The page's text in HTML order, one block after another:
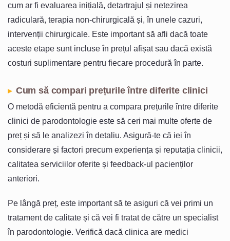
cum ar fi evaluarea inițială, detartrajul și netezirea
radiculară, terapia non-chirurgicală și, în unele cazuri,
intervenții chirurgicale. Este important să afli dacă toate
aceste etape sunt incluse în prețul afișat sau dacă există
costuri suplimentare pentru fiecare procedură în parte.
Cum să compari prețurile între diferite clinici
O metodă eficientă pentru a compara prețurile între diferite
clinici de parodontologie este să ceri mai multe oferte de
preț și să le analizezi în detaliu. Asigură-te că iei în
considerare și factori precum experiența și reputația clinicii,
calitatea serviciilor oferite și feedback-ul pacienților
anteriori.
Pe lângă preț, este important să te asiguri că vei primi un
tratament de calitate și că vei fi tratat de către un specialist
în parodontologie. Verifică dacă clinica are medici